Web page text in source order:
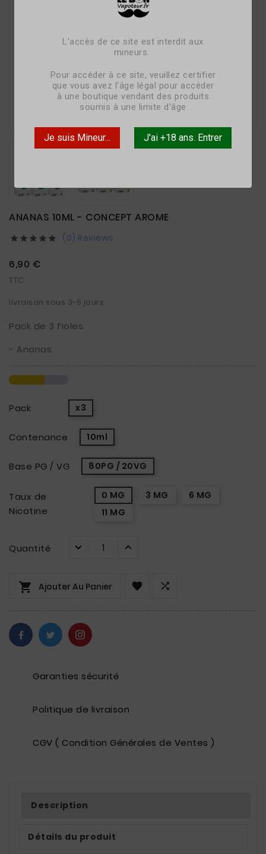
L'accès de ce site est interdit aux
mineurs.
Pour accéder à ce site, veuillez certifier
que vous avez l'âge légal pour accéder
à une boutique vendant des produits
soumis à une limite d'âge
Je suis Mineur... J'ai +18 ans. Entrer
ANANAS 10ML - CONCEPT AROME
     (0) Reviews
6,90 €
TTC
livraison sous 3-5 jours
Pack de 3 fioles
- Ananas
Pack x3
Contenance 10ml
Base PG / VG 80PG / 20VG
Taux de
Nicotine
0 MG 3 MG
6 MG
11 MG
Quantité
 Ajouter Au Panier  
Garanties sécurité
Politique de livraison
CGV ( Condition Générales de Ventes )
Description
Détails du produit